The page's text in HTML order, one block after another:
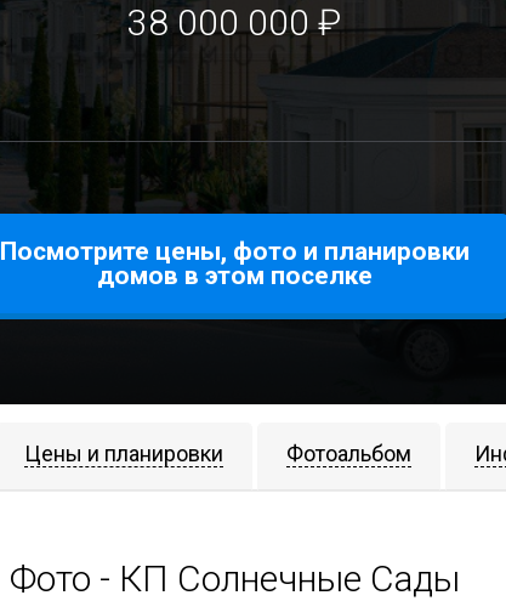
38 000 000 ₽
Посмотрите цены, фото и планировки
домов в этом поселке
Цены и планировки Фотоальбом
Фото - КП Солнечные Сады